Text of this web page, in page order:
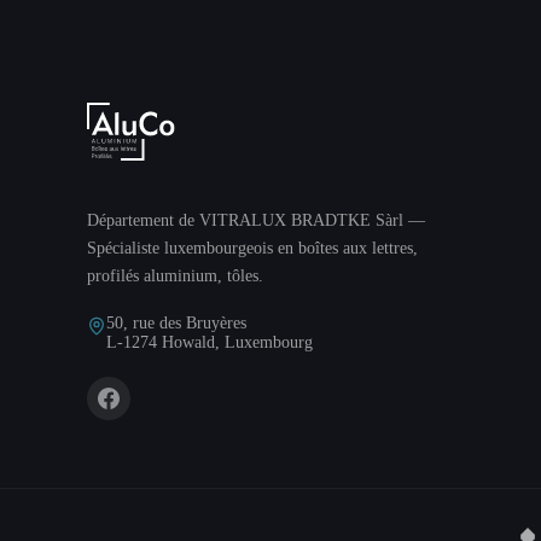
Département de VITRALUX BRADTKE Sàrl —
Spécialiste luxembourgeois en boîtes aux lettres,
profilés aluminium, tôles.
50, rue des Bruyères
L-1274 Howald, Luxembourg